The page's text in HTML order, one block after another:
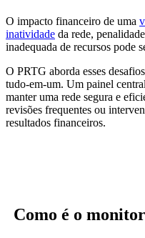
O impacto financeiro de uma
inatividade da rede,
inadequada de recursos pode
O PRTG aborda esses
tudo-em-um. Um painel
manter uma rede segura e
revisões frequentes ou
resultados financeiros.
Como é o